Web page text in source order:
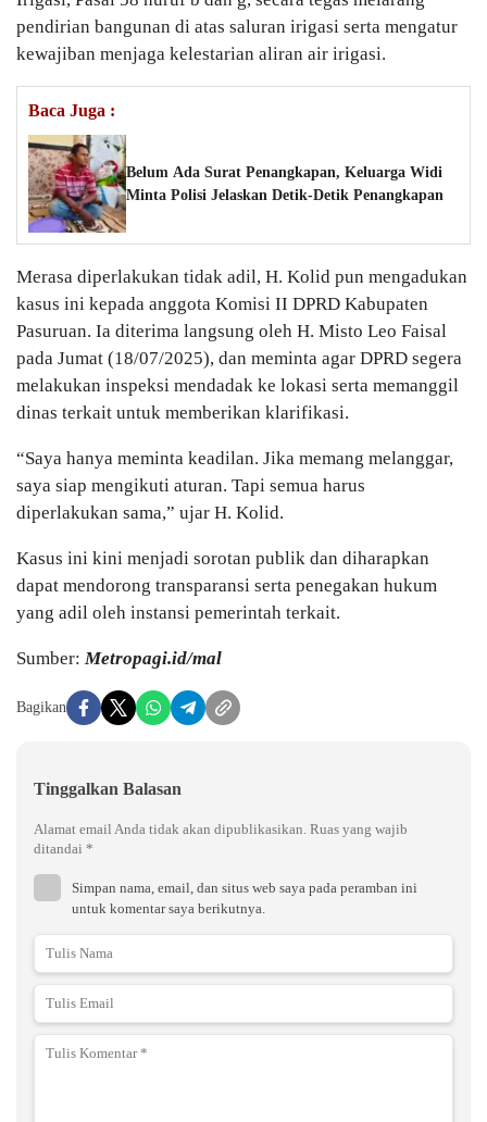
pendirian bangunan di atas saluran irigasi serta mengatur
kewajiban menjaga kelestarian aliran air irigasi.
Baca Juga :
Belum Ada Surat Penangkapan, Keluarga Widi
Minta Polisi Jelaskan Detik-Detik Penangkapan
Merasa diperlakukan tidak adil, H. Kolid pun mengadukan
kasus ini kepada anggota Komisi II DPRD Kabupaten
Pasuruan. Ia diterima langsung oleh H. Misto Leo Faisal
pada Jumat (18/07/2025), dan meminta agar DPRD segera
melakukan inspeksi mendadak ke lokasi serta memanggil
dinas terkait untuk memberikan klarifikasi.
“Saya hanya meminta keadilan. Jika memang melanggar,
saya siap mengikuti aturan. Tapi semua harus
diperlakukan sama,” ujar H. Kolid.
Kasus ini kini menjadi sorotan publik dan diharapkan
dapat mendorong transparansi serta penegakan hukum
yang adil oleh instansi pemerintah terkait.
Sumber: Metropagi.id/mal
Bagikan
Tinggalkan Balasan
Alamat email Anda tidak akan dipublikasikan. Ruas yang wajib
ditandai *
Simpan nama, email, dan situs web saya pada peramban ini
untuk komentar saya berikutnya.